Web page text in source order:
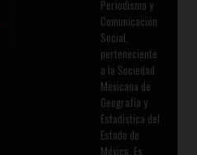
Periodismo y
Comunicación
Social,
perteneciente
a la Sociedad
Mexicana de
Geografía y
Estadística del
Estado de
México. Es